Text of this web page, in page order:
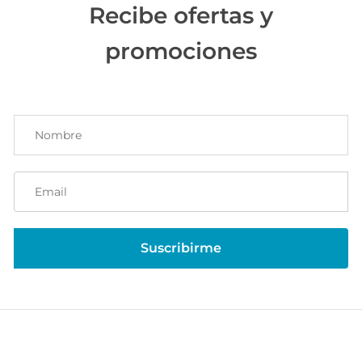
Recibe ofertas y
promociones